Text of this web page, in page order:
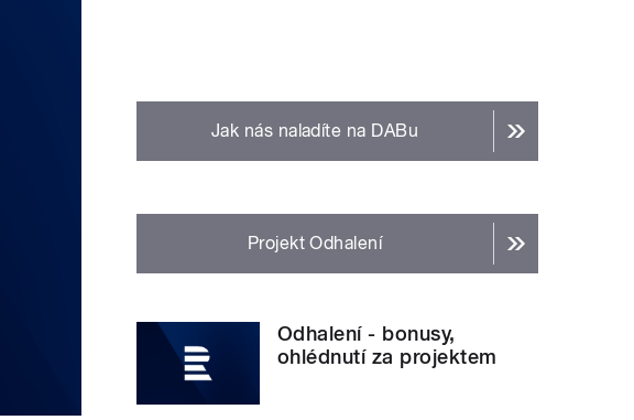
Jak nás naladíte na DABu
Projekt Odhalení
Odhalení - bonusy,
ohlédnutí za projektem